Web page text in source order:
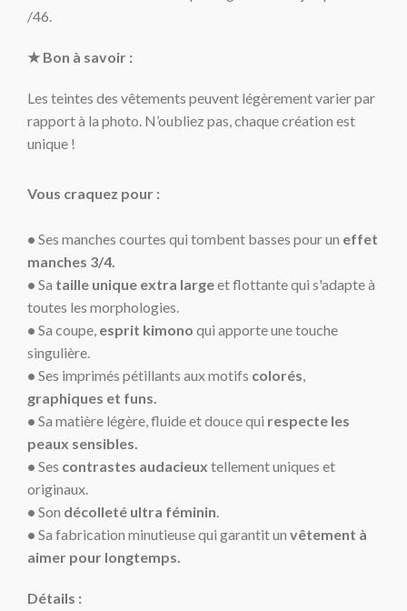
/46.
★ Bon à savoir :
Les teintes des vêtements peuvent légèrement varier par
rapport à la photo. N’oubliez pas, chaque création est
unique !
Vous craquez pour :
•Ses manches courtes qui tombent basses pour un effet
manches 3/4.
•Sa taille unique extra largeet flottante qui s'adapte à
toutes les morphologies.
• Sa coupe, esprit kimono qui apporte une touche
singulière.
• Ses imprimés pétillants aux motifs colorés,
graphiques et funs.
• Sa matière légère, fluide et douce qui respecte les
peaux sensibles.
•Ses contrastes audacieux tellement uniques et
originaux.
• Son décolleté ultra féminin.
• Sa fabrication minutieuse qui garantit un vêtement à
aimer pour longtemps.
Détails :